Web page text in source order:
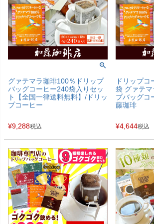
グァテマラ珈琲100％ドリップ
バッグコーヒー240袋入りセッ
ト【全国一律送料無料】/ドリッ
プコーヒー
¥9,288税込
ドリップ
袋 グァテ
プバッグコ
藤珈琲
¥4,644税込